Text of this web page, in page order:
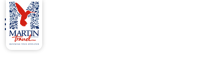
Archivos del autor: